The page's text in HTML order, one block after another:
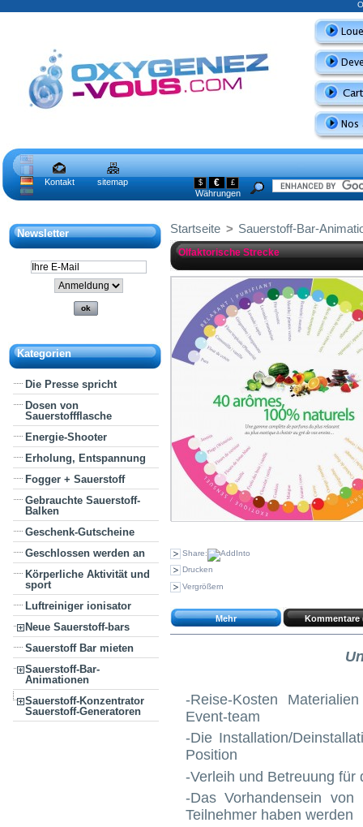
Kontakt sitemap $ € £
Währungen
Newsletter
Kategorien
Die Presse spricht
Dosen von
Sauerstoffflasche
Energie-Shooter
Erholung, Entspannung
Fogger + Sauerstoff
Gebrauchte Sauerstoff-
Balken
Geschenk-Gutscheine
Geschlossen werden an
Körperliche Aktivität und
sport
Luftreiniger ionisator
Neue Sauerstoff-bars
Sauerstoff Bar mieten
Sauerstoff-Bar-
Animationen
Sauerstoff-Konzentrator
Sauerstoff-Generatoren
Startseite > Sauerstoff-Bar-
Olfaktorische Strecke
Share:
Drucken
Vergrößern
Mehr Kommentare
-Reise-Kosten
Event-team
-Die Installation/
Position
-Verleih und Betreuung für
-Das Vorhandensein
Teilnehmer haben werden